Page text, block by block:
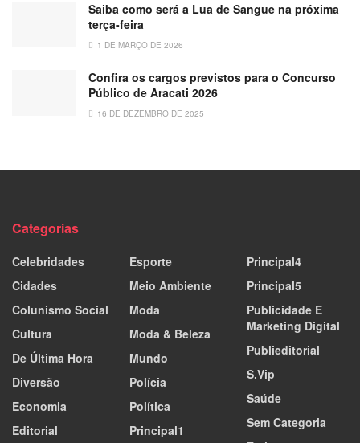
Saiba como será a Lua de Sangue na próxima
terça-feira
1 DE MARÇO DE 2026
Confira os cargos previstos para o Concurso
Público de Aracati 2026
16 DE DEZEMBRO DE 2025
Categorias
Celebridades
Cidades
Colunismo Social
Cultura
De Última Hora
Diversão
Economia
Editorial
Esporte
Meio Ambiente
Moda
Moda & Beleza
Mundo
Polícia
Política
Principal1
Principal4
Principal5
Publicidade E
Marketing Digital
Publieditorial
S.Vip
Saúde
Sem Categoria